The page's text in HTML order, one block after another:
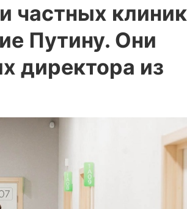
частных клиник
Путину. Они
директора из